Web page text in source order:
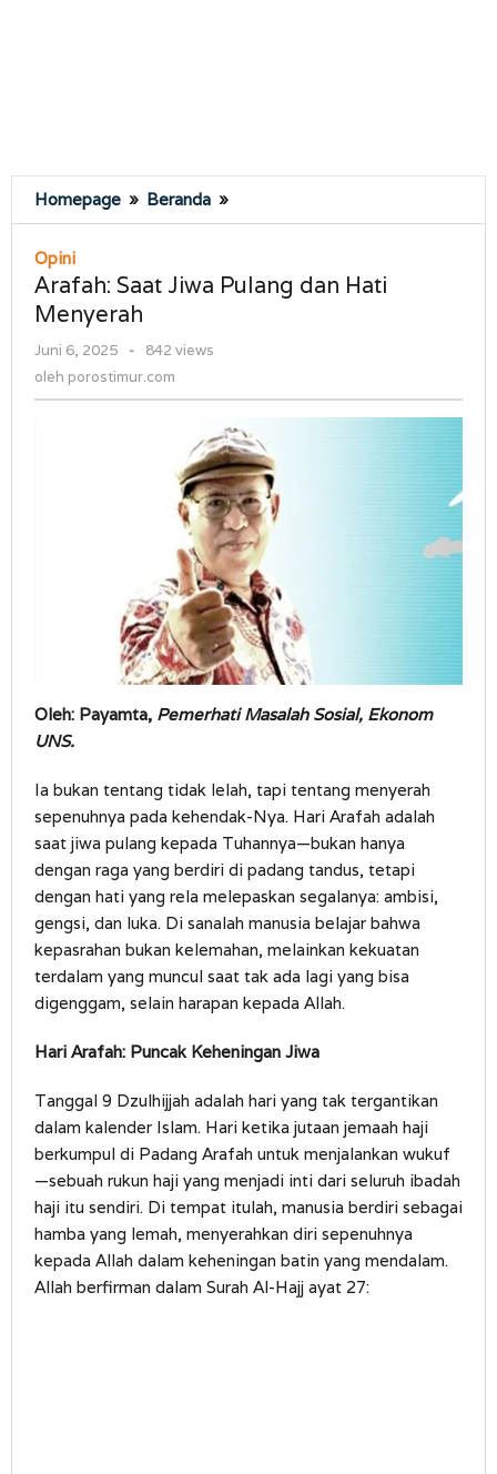
Homepage » Beranda »
Saat
Pulang
dan
Opini
Arafah: Saat Jiwa Pulang dan Hati
Menyerah
Juni 6, 2025
oleh
-
842 views
oleh porostimur.com
Oleh: Payamta, Pemerhati Masalah Sosial, Ekonom
UNS.
Ia bukan tentang tidak lelah, tapi tentang menyerah
sepenuhnya pada kehendak-Nya. Hari Arafah adalah
saat jiwa pulang kepada Tuhannya—bukan hanya
dengan raga yang berdiri di padang tandus, tetapi
dengan hati yang rela melepaskan segalanya: ambisi,
gengsi, dan luka. Di sanalah manusia belajar bahwa
kepasrahan bukan kelemahan, melainkan kekuatan
terdalam yang muncul saat tak ada lagi yang bisa
digenggam, selain harapan kepada Allah.
Hari Arafah: Puncak Keheningan Jiwa
Tanggal 9 Dzulhijjah adalah hari yang tak tergantikan
dalam kalender Islam. Hari ketika jutaan jemaah haji
berkumpul di Padang Arafah untuk menjalankan wukuf
—sebuah rukun haji yang menjadi inti dari seluruh ibadah
haji itu sendiri. Di tempat itulah, manusia berdiri sebagai
hamba yang lemah, menyerahkan diri sepenuhnya
kepada Allah dalam keheningan batin yang mendalam.
Allah berfirman dalam Surah Al-Hajj ayat 27: